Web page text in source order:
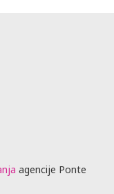
agencije Ponte